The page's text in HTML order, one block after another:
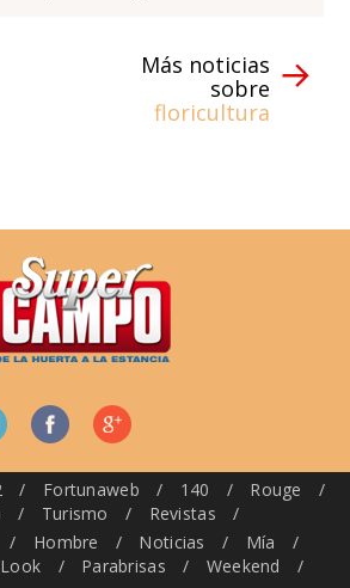
Más noticias
sobre
floricultura
/ Fortunaweb / 140 / Rouge
/
/ Turismo / Revistas
/
/ Hombre / Noticias / Mía
/
Look / Parabrisas / Weekend /